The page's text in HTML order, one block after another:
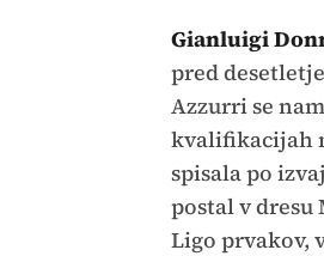
Gianluigi
pred
Azzurri se
kvalifikacijah
spisala po
postal v dresu
Ligo prvakov,